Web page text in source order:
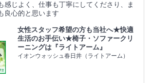
感じよく、仕事も丁寧にしてくださり、ま
良心的と思います
女性スタッフ希望の方も当社へ★快適
生活のお手伝い★椅子・ソファークリ
ーニングは『ライトアーム』
イオンウォッシュ春日井（ライトアーム）